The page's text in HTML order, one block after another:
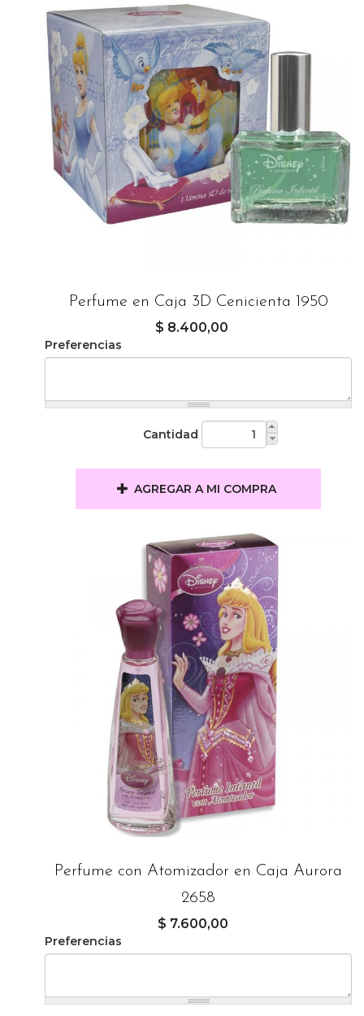
Perfume en Caja 3D Cenicienta 1950
$ 8.400,00
Preferencias
Cantidad
AGREGAR A MI COMPRA
Perfume con Atomizador en Caja Aurora
2658
$ 7.600,00
Preferencias